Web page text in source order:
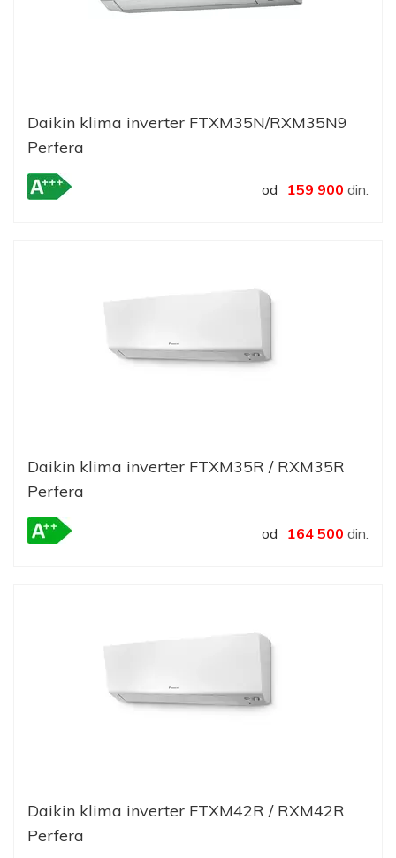
Daikin klima inverter FTXM35N/RXM35N9
Perfera
od 159 900 din.
Daikin klima inverter FTXM35R / RXM35R
Perfera
od 164 500 din.
Daikin klima inverter FTXM42R / RXM42R
Perfera